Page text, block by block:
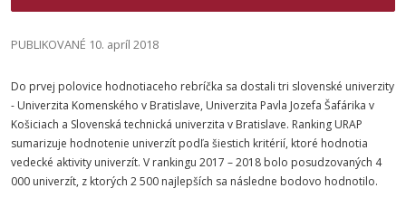
PUBLIKOVANÉ 10. apríl 2018
Do prvej polovice hodnotiaceho rebríčka sa dostali tri slovenské univerzity
- Univerzita Komenského v Bratislave, Univerzita Pavla Jozefa Šafárika v
Košiciach a Slovenská technická univerzita v Bratislave. Ranking URAP
sumarizuje hodnotenie univerzít podľa šiestich kritérií, ktoré hodnotia
vedecké aktivity univerzít. V rankingu 2017 – 2018 bolo posudzovaných 4
000 univerzít, z ktorých 2 500 najlepších sa následne bodovo hodnotilo.